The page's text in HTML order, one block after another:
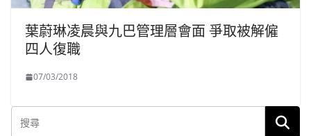
葉蔚琳凌晨與九巴管理層會面 爭取被解僱
四人復職
07/03/2018